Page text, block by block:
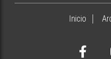
Inicio